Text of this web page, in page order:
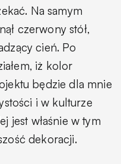
Na samym
czerwony stół,
cień. Po
iż kolor
będzie dla mnie
i w kulturze
jest właśnie w tym
dekoracji.